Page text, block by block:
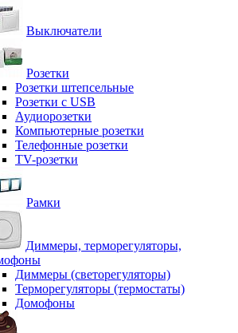
Выключатели
Розетки
Розетки штепсельные
Розетки с USB
Аудиорозетки
Компьютерные розетки
Телефонные розетки
TV-розетки
Рамки
Диммеры, терморегуляторы,
Диммеры (светорегуляторы)
Терморегуляторы (термостаты)
Домофоны